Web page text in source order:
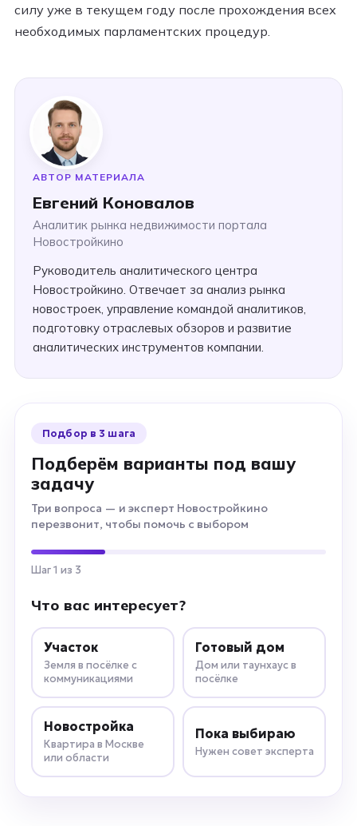
силу уже в текущем году после прохождения всех
необходимых парламентских процедур.
АВТОР МАТЕРИАЛА
Евгений Коновалов
Аналитик рынка недвижимости портала
Новостройкино
Руководитель аналитического центра
Новостройкино. Отвечает за анализ рынка
новостроек, управление командой аналитиков,
подготовку отраслевых обзоров и развитие
аналитических инструментов компании.
Подбор в 3 шага
Подберём варианты под вашу
задачу
Три вопроса — и эксперт Новостройкино
перезвонит, чтобы помочь с выбором
Шаг 1 из 3
Что вас интересует?
Участок
Земля в посёлке с
коммуникациями
Готовый дом
Дом или таунхаус в
посёлке
Новостройка
Квартира в Москве
или области
Пока выбираю
Нужен совет эксперта